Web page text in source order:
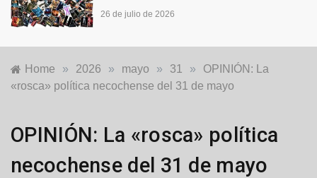
26 de julio de 2026
Home » 2026 » mayo » 31 »
OPINIÓN: La
«rosca» política necochense del 31 de mayo
Destacadas ,
Locales ,
Política
OPINIÓN: La «rosca» política
necochense del 31 de mayo